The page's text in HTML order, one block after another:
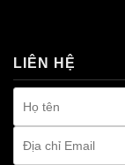
LIÊN HỆ